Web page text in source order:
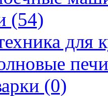
(54)
для
(0)